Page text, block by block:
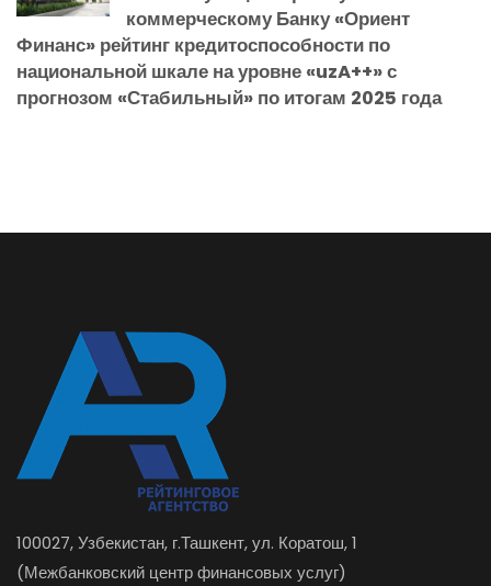
коммерческому Банку «Ориент
Финанс» рейтинг кредитоспособности по
национальной шкале на уровне «uzA++» с
прогнозом «Стабильный» по итогам 2025 года
100027, Узбекистан, г.Ташкент, ул. Коратош, 1
(Межбанковский центр финансовых услуг)